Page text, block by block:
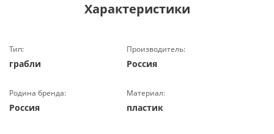
Характеристики
Тип:
грабли
Производитель:
Россия
Родина бренда:
Россия
Материал:
пластик